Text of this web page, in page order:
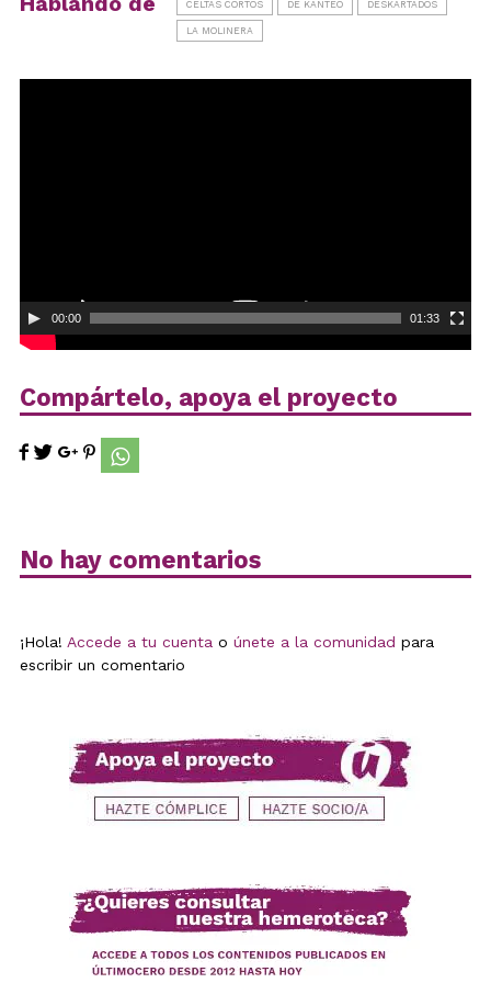
CELTAS CORTOS DE KANTEO DESKARTADOS
LA MOLINERA
00:00 01:33
Compártelo, apoya el proyecto
No hay comentarios
¡Hola! Accede a tu cuenta o únete a la comunidad para
escribir un comentario